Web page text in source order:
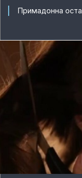
Примадонна